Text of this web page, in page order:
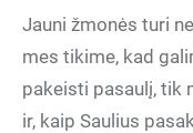
Jauni žmonės turi
mes tikime, kad
pakeisti pasaulį, tik
ir, kaip Saulius